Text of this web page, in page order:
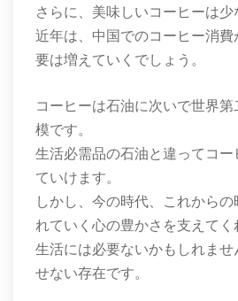
さらに、美味しいコーヒーは少
近年は、中国でのコーヒー消
要は増えていくでしょう。
コーヒーは石油に次いで世界
模です。
生活必需品の石油と違ってコ
ていけます。
しかし、今の時代、これから
れていく心の豊かさを支えてく
生活には必要ないかもしれま
せない存在です。